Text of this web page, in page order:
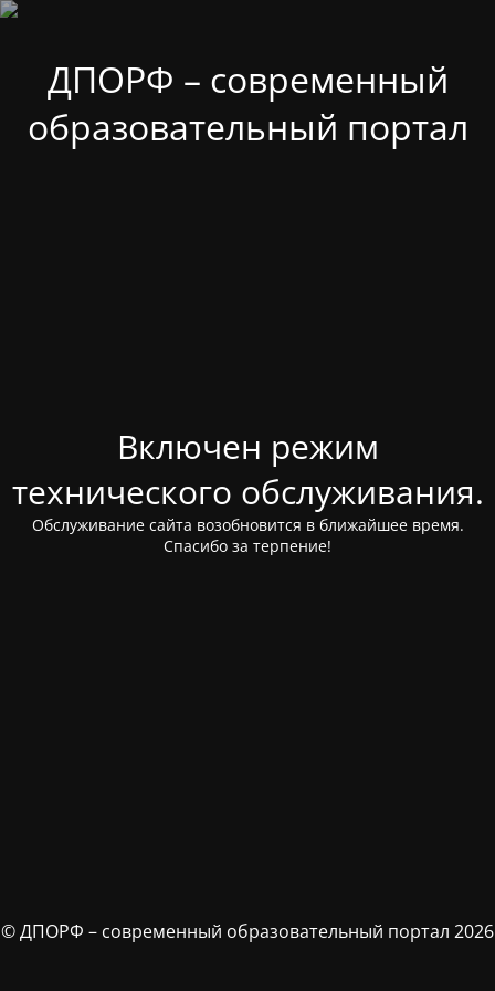
ДПОРФ – современный
образовательный портал
Включен режим
технического обслуживания.
Обслуживание сайта возобновится в ближайшее время.
Спасибо за терпение!
© ДПОРФ – современный образовательный портал 2026